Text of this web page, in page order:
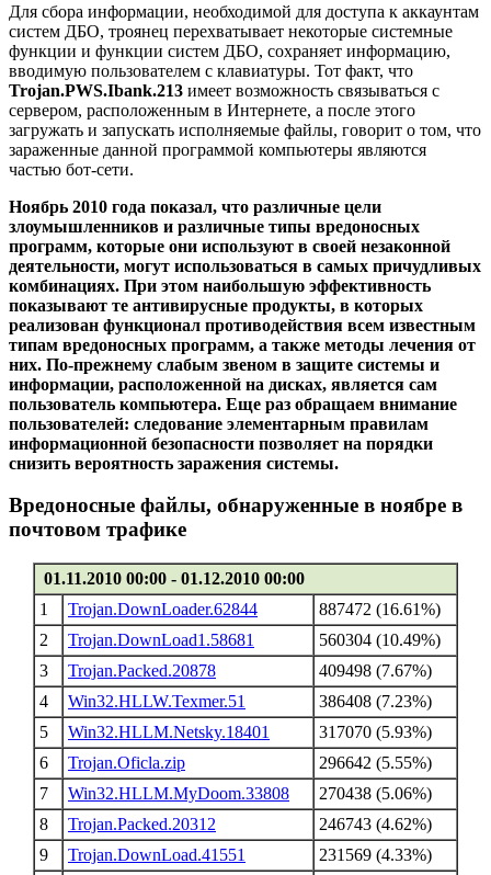
Для сбора информации, необходимой для доступа к аккаунтам
систем ДБО, троянец перехватывает некоторые системные
функции и функции систем ДБО, сохраняет информацию,
вводимую пользователем с клавиатуры. Тот факт, что
Trojan.PWS.Ibank.213 имеет возможность связываться с
сервером, расположенным в Интернете, а после этого
загружать и запускать исполняемые файлы, говорит о том, что
зараженные данной программой компьютеры являются
частью бот-сети.
Ноябрь 2010 года показал, что различные цели
злоумышленников и различные типы вредоносных
программ, которые они используют в своей незаконной
деятельности, могут использоваться в самых причудливых
комбинациях. При этом наибольшую эффективность
показывают те антивирусные продукты, в которых
реализован функционал противодействия всем известным
типам вредоносных программ, а также методы лечения от
них. По-прежнему слабым звеном в защите системы и
информации, расположенной на дисках, является сам
пользователь компьютера. Еще раз обращаем внимание
пользователей: следование элементарным правилам
информационной безопасности позволяет на порядки
снизить вероятность заражения системы.
Вредоносные файлы, обнаруженные в ноябре в
почтовом трафике
01.11.2010 00:00 - 01.12.2010 00:00
1
Trojan.DownLoader.62844
887472 (16.61%)
2
Trojan.DownLoad1.58681
560304 (10.49%)
3
Trojan.Packed.20878
409498 (7.67%)
4
Win32.HLLW.Texmer.51
386408 (7.23%)
5
Win32.HLLM.Netsky.18401
317070 (5.93%)
6
Trojan.Oficla.zip
296642 (5.55%)
7
Win32.HLLM.MyDoom.33808
270438 (5.06%)
8
Trojan.Packed.20312
246743 (4.62%)
9
Trojan.DownLoad.41551
231569 (4.33%)